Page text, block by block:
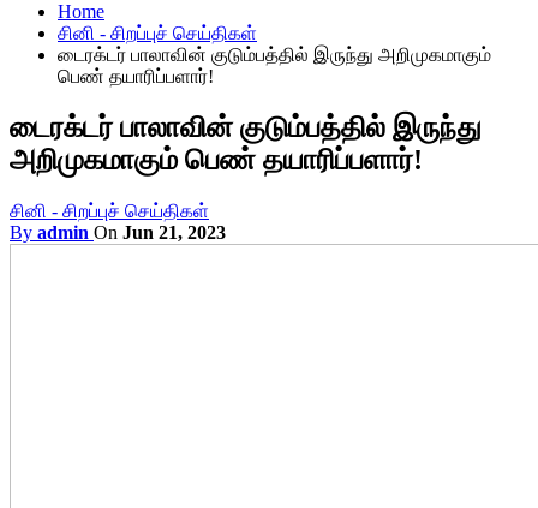
Home
சினி - சிறப்புச் செய்திகள்
டைரக்டர் பாலாவின் குடும்பத்தில் இருந்து அறிமுகமாகும்
பெண் தயாரிப்பளார்!
டைரக்டர் பாலாவின் குடும்பத்தில் இருந்து
அறிமுகமாகும் பெண் தயாரிப்பளார்!
சினி - சிறப்புச் செய்திகள்
By admin On Jun 21, 2023